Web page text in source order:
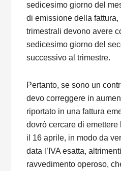
sedicesimo giorno del
di emissione della
trimestrali devono avere
sedicesimo giorno del
successivo al trimestre.
Pertanto, se sono un
devo correggere in
riportato in una fattura
dovrò cercare di
il 16 aprile, in modo da
data l’IVA esatta,
ravvedimento operoso,